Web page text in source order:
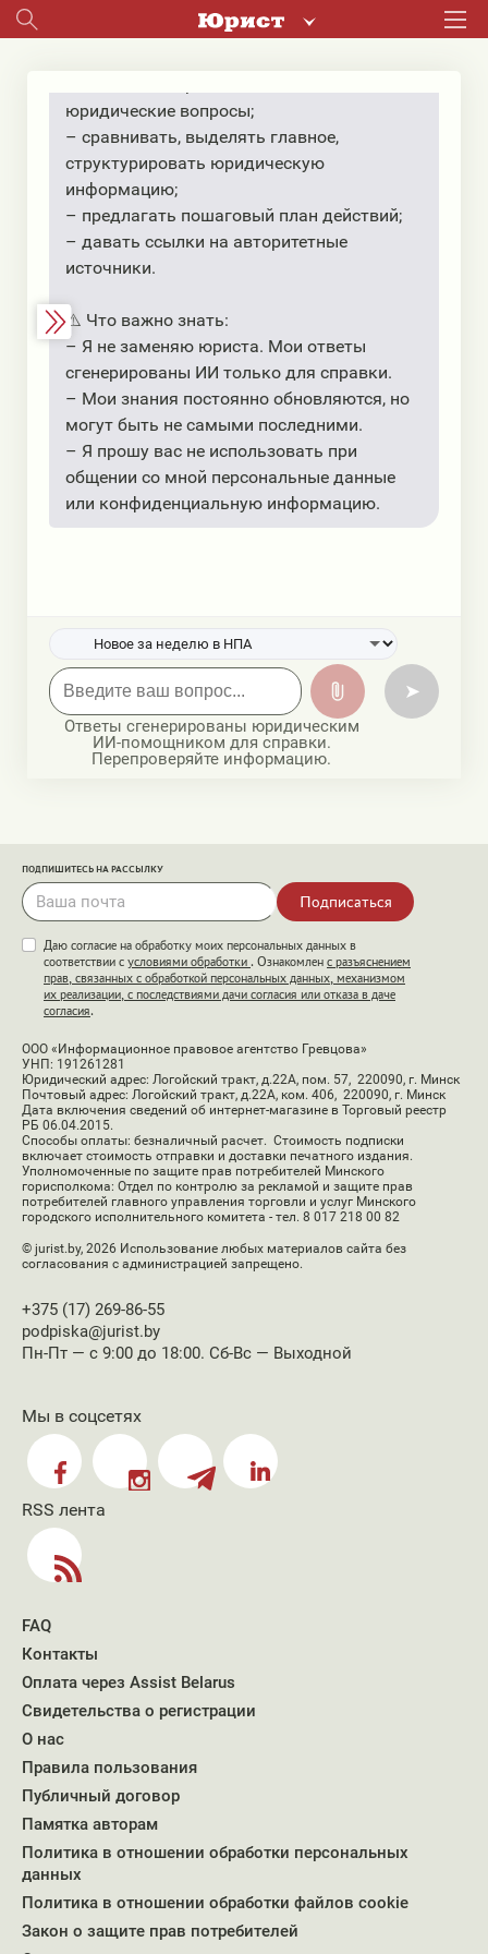
Республики Беларусь
юридические вопросы;
– сравнивать, выделять главное,
структурировать юридическую
информацию;
– предлагать пошаговый план действий;
– давать ссылки на авторитетные
источники.
⚠️ Что важно знать:
– Я не заменяю юриста. Мои ответы
сгенерированы ИИ только для справки.
– Мои знания постоянно обновляются, но
могут быть не самыми последними.
– Я прошу вас не использовать при
общении со мной персональные данные
или конфиденциальную информацию.
➤
Ответы сгенерированы юридическим
ИИ-помощником для справки.
Перепроверяйте информацию.
ПОДПИШИТЕСЬ НА РАССЫЛКУ
Подписаться
Даю согласие на обработку моих персональных данных в
соответствии с условиями обработки . Ознакомлен с разъяснением
прав, связанных с обработкой персональных данных, механизмом
их реализации, с последствиями дачи согласия или отказа в даче
согласия.
ООО «Информационное правовое агентство Гревцова»
УНП: 191261281
Юридический адрес: Логойский тракт, д.22А, пом. 57, 220090, г. Минск
Почтовый адрес: Логойский тракт, д.22А, ком. 406, 220090, г. Минск
Дата включения сведений об интернет-магазине в Торговый реестр
РБ 06.04.2015.
Способы оплаты: безналичный расчет. Стоимость подписки
включает стоимость отправки и доставки печатного издания.
Уполномоченные по защите прав потребителей Минского
горисполкома: Отдел по контролю за рекламой и защите прав
потребителей главного управления торговли и услуг Минского
городского исполнительного комитета - тел. 8 017 218 00 82
© jurist.by, 2026 Использование любых материалов сайта без
согласования с администрацией запрещено.
+375 (17) 269-86-55
podpiska@jurist.by
Пн-Пт — с 9:00 до 18:00. Сб-Вс — Выходной
Мы в соцсетях
RSS лента
FAQ
Контакты
Оплата через Assist Belarus
Свидетельства о регистрации
О нас
Правила пользования
Публичный договор
Памятка авторам
Политика в отношении обработки персональных
данных
Политика в отношении обработки файлов cookie
Закон о защите прав потребителей